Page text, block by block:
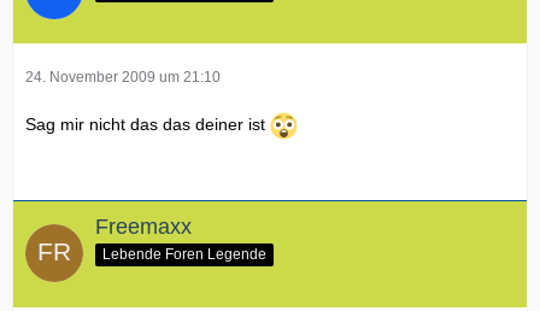
24. November 2009 um 21:10
Sag mir nicht das das deiner ist
Freemaxx
Lebende Foren Legende